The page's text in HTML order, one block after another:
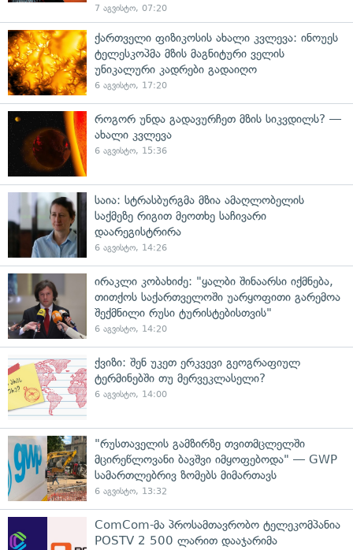
7 აგვისტო, 07:20
ქართველი ფიზიკოსის ახალი კვლევა: ინოუეს
ტელესკოპმა მზის მაგნიტური ველის
უნიკალური კადრები გადაიღო
6 აგვისტო, 17:20
როგორ უნდა გადავურჩეთ მზის სიკვდილს? —
ახალი კვლევა
6 აგვისტო, 15:36
საია: სტრასბურგმა მზია ამაღლობელის
საქმეზე რიგით მეოთხე საჩივარი
დაარეგისტრირა
6 აგვისტო, 14:26
ირაკლი კობახიძე: "ყალბი შინაარსი იქმნება,
თითქოს საქართველოში უარყოფითი გარემოა
შექმნილი რუსი ტურისტებისთვის"
6 აგვისტო, 14:20
ქვიზი: შენ უკეთ ერკვევი გეოგრაფიულ
ტერმინებში თუ მერვეკლასელი?
6 აგვისტო, 14:00
"რუსთაველის გამზირზე თვითმცლელში
მცირეწლოვანი ბავშვი იმყოფებოდა" — GWP
სამართლებრივ ზომებს მიმართავს
6 აგვისტო, 13:32
ComCom-მა პროსამთავრობო ტელეკომპანია
POSTV 2 500 ლარით დააჯარიმა